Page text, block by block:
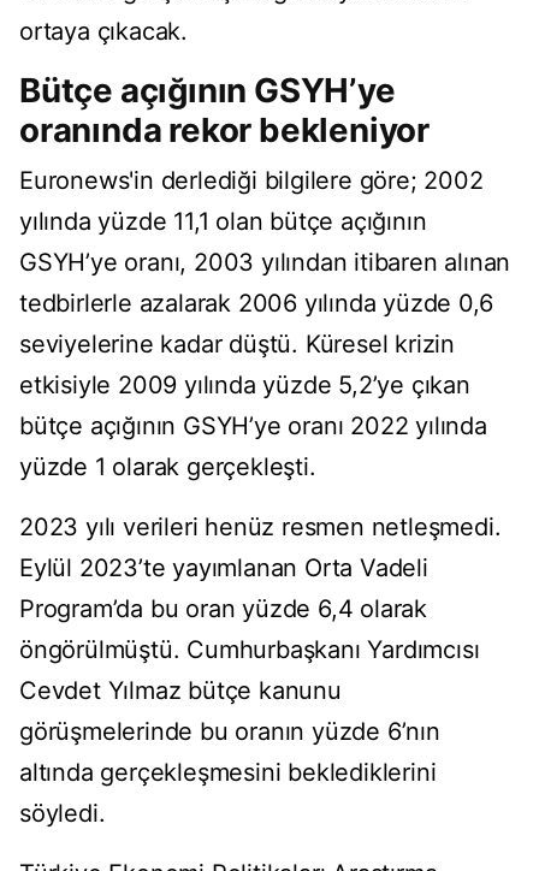
ortaya çıkacak.
Bütçe açığının GSYH’ye
oranında rekor bekleniyor
Euronews'in derlediği bilgilere göre; 2002
yılında yüzde 11,1 olan bütçe açığının
GSYH’ye oranı, 2003 yılından itibaren alınan
tedbirlerle azalarak 2006 yılında yüzde 0,6
seviyelerine kadar düştü. Küresel krizin
etkisiyle 2009 yılında yüzde 5,2’ye çıkan
bütçe açığının GSYH’ye oranı 2022 yılında
yüzde 1 olarak gerçekleşti.
2023 yılı verileri henüz resmen netleşmedi.
Eylül 2023’te yayımlanan Orta Vadeli
Program’da bu oran yüzde 6,4 olarak
öngörülmüştü. Cumhurbaşkanı Yardımcısı
Cevdet Yılmaz bütçe kanunu
görüşmelerinde bu oranın yüzde 6’nın
altında gerçekleşmesini beklediklerini
söyledi.